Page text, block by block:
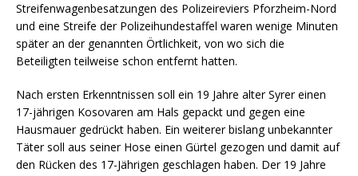
Streifenwagenbesatzungen des Polizeireviers Pforzheim-Nord
und eine Streife der Polizeihundestaffel waren wenige Minuten
später an der genannten Örtlichkeit, von wo sich die
Beteiligten teilweise schon entfernt hatten.
Nach ersten Erkenntnissen soll ein 19 Jahre alter Syrer einen
17-jährigen Kosovaren am Hals gepackt und gegen eine
Hausmauer gedrückt haben. Ein weiterer bislang unbekannter
Täter soll aus seiner Hose einen Gürtel gezogen und damit auf
den Rücken des 17-Jährigen geschlagen haben. Der 19 Jahre